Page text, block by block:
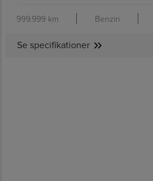
999.999 km Benzin
Se specifikationer